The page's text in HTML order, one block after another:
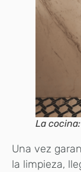
La
Una vez
la limpieza,